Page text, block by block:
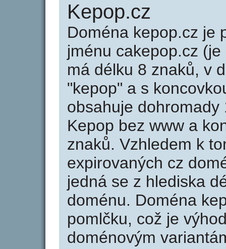
Kepop.cz
Doména kepop.cz je
jménu cakepop.cz
má délku 8 znaků, v
"kepop" a s
obsahuje
Kepop bez www a
znaků. Vzhledem k
expirovaných cz
jedná se z hlediska
doménu. Doména
pomlčku, což je
doménovým